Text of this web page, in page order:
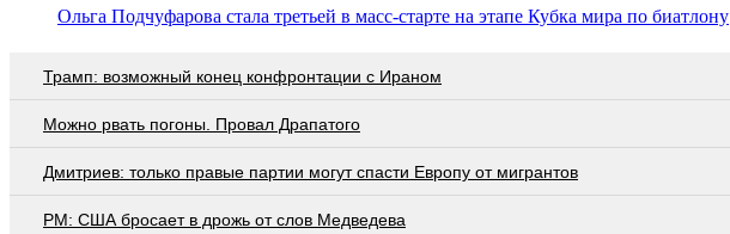
Ольга Подчуфарова стала третьей в масс-старте на этапе Кубка мира по биатлону
Трамп: возможный конец конфронтации с Ираном
Можно рвать погоны. Провал Драпатого
Дмитриев: только правые партии могут спасти Европу от мигрантов
PM: США бросает в дрожь от слов Медведева